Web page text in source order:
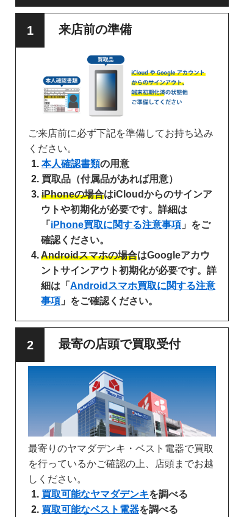
来店前の準備
ご来店前に必ず下記を準備してお持ち込み
ください。
本人確認書類の用意
買取品（付属品があれば用意）
iPhoneの場合はiCloudからのサインア
ウトや初期化が必要です。詳細は
「 iPhone買取に関する注意事項 」をご
確認ください。
Androidスマホの場合はGoogleアカウ
ントサインアウト初期化が必要です。詳
細は「 Androidスマホ買取に関する注意
事項 」をご確認ください。
最寄の店頭で買取受付
最寄りのヤマダデンキ・ベスト電器で買取
を行っているかご確認の上、店頭までお越
しください。
買取可能なヤマダデンキを調べる
買取可能なベスト電器を調べる